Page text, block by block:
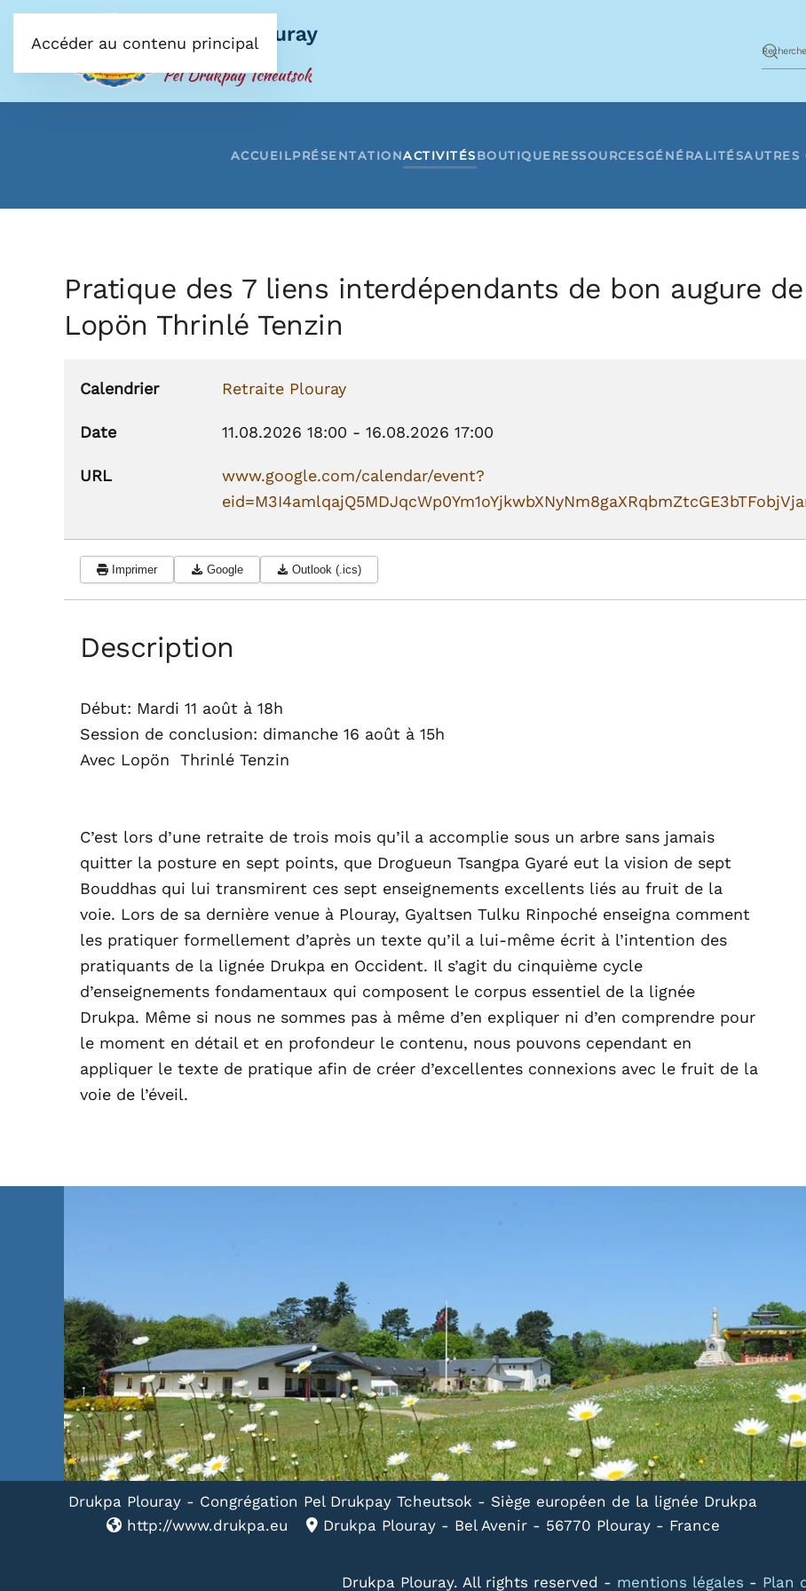
Accéder au contenu principal
ACCUEILPRÉSENTATIONACTIVITÉSBOUTIQUERESSOURCESGÉNÉRALITÉSAUTRES
Pratique des 7 liens interdépendants de bon augure de
Lopön Thrinlé Tenzin
Calendrier Retraite Plouray
Date 11.08.2026 18:00 - 16.08.2026 17:00
URL
www.google.com/calendar/event?
Imprimer Google Outlook (.ics)
Description
Début: Mardi 11 août à 18h
Session de conclusion: dimanche 16 août à 15h
Avec Lopön Thrinlé Tenzin
C’est lors d’une retraite de trois mois qu’il a accomplie sous un arbre sans jamais
quitter la posture en sept points, que Drogueun Tsangpa Gyaré eut la vision de sept
Bouddhas qui lui transmirent ces sept enseignements excellents liés au fruit de la
voie. Lors de sa dernière venue à Plouray, Gyaltsen Tulku Rinpoché enseigna comment
les pratiquer formellement d’après un texte qu’il a lui-même écrit à l’intention des
pratiquants de la lignée Drukpa en Occident. Il s’agit du cinquième cycle
d’enseignements fondamentaux qui composent le corpus essentiel de la lignée
Drukpa. Même si nous ne sommes pas à même d’en expliquer ni d’en comprendre pour
le moment en détail et en profondeur le contenu, nous pouvons cependant en
appliquer le texte de pratique afin de créer d’excellentes connexions avec le fruit de la
voie de l’éveil.
Drukpa Plouray - Congrégation Pel Drukpay Tcheutsok - Siège européen de la lignée Drukpa
http://www.drukpa.eu
Drukpa Plouray - Bel Avenir - 56770 Plouray - France
Drukpa Plouray. All rights reserved - mentions légales - Plan